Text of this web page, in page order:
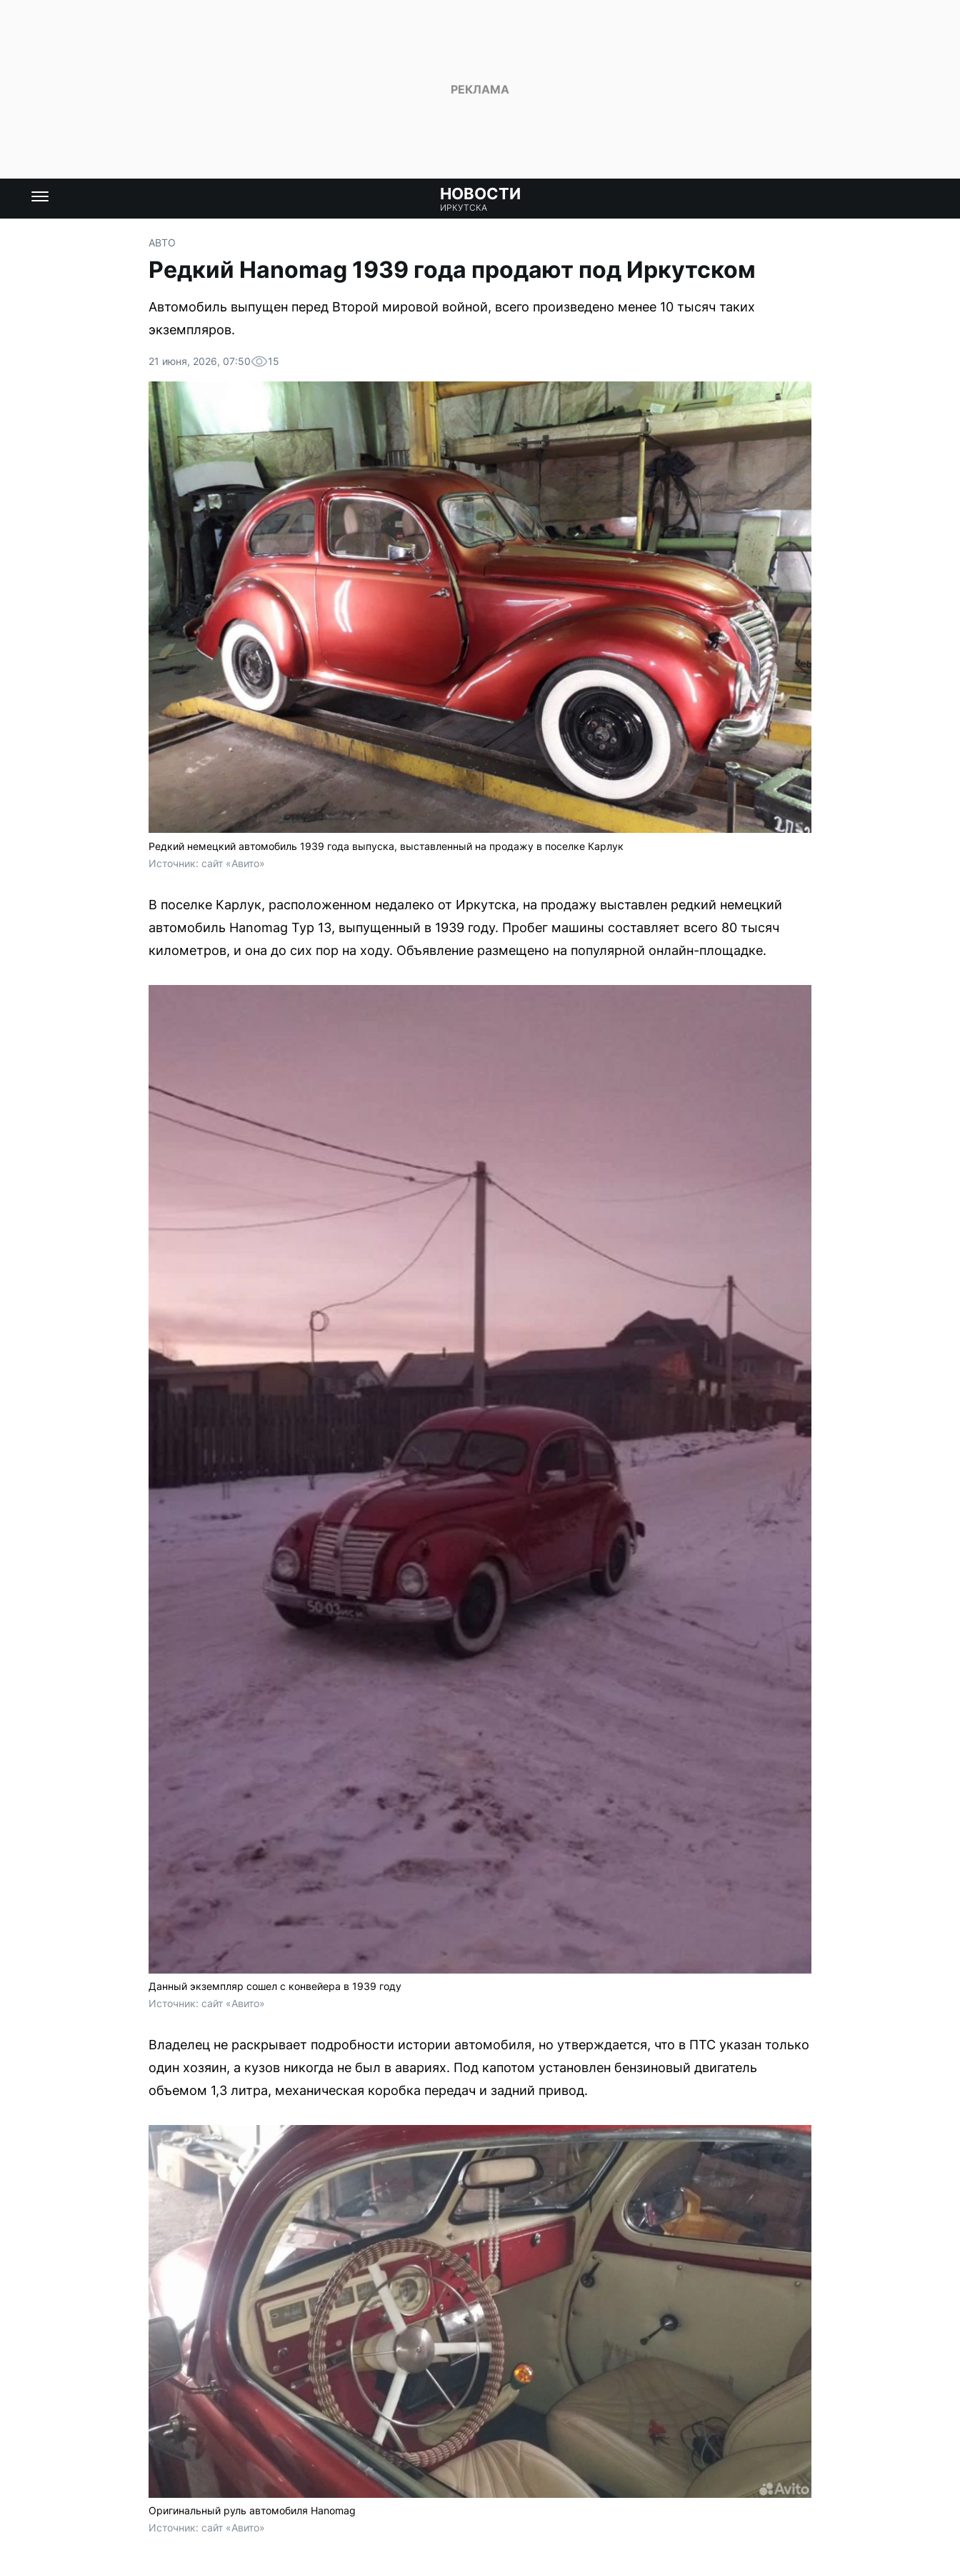
НОВОСТИ
ИРКУТСКА
АВТО
Редкий Hanomag 1939 года продают под Иркутском
Автомобиль выпущен перед Второй мировой войной, всего произведено менее 10 тысяч таких
экземпляров.
21 июня, 2026, 07:50 15
Редкий немецкий автомобиль 1939 года выпуска, выставленный на продажу в поселке Карлук
Источник: сайт «Авито»
В поселке Карлук, расположенном недалеко от Иркутска, на продажу выставлен редкий немецкий
автомобиль Hanomag Typ 13, выпущенный в 1939 году. Пробег машины составляет всего 80 тысяч
километров, и она до сих пор на ходу. Объявление размещено на популярной онлайн-площадке.
Данный экземпляр сошел с конвейера в 1939 году
Источник: сайт «Авито»
Владелец не раскрывает подробности истории автомобиля, но утверждается, что в ПТС указан только
один хозяин, а кузов никогда не был в авариях. Под капотом установлен бензиновый двигатель
объемом 1,3 литра, механическая коробка передач и задний привод.
Оригинальный руль автомобиля Hanomag
Источник: сайт «Авито»